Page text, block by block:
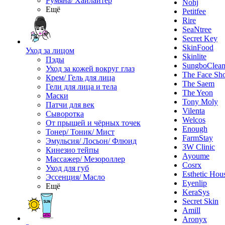
Ещё
Уход за лицом
Пэды
Уход за кожей вокруг глаз
Крем/ Гель для лица
Гели для лица и тела
Маски
Патчи для век
Сыворотка
От прыщей и чёрных точек
Тонер/ Тоник/ Мист
Эмульсия/ Лосьон/ Флюид
Кинезио тейпы
Массажер/ Мезороллер
Уход для губ
Эссенция/ Масло
Ещё
Nohj
Petitfee
Rire
SeaNtree
Secret Key
SkinFood
Skinlite
The Face
The Saem
The Yeon
Tony Moly
Vilenta
Welcos
Enough
FarmStay
3W Clinic
Ayoume
Cosrx
Esthetic
Eyenlip
KeraSys
Secret Skin
Amill
Aronyx